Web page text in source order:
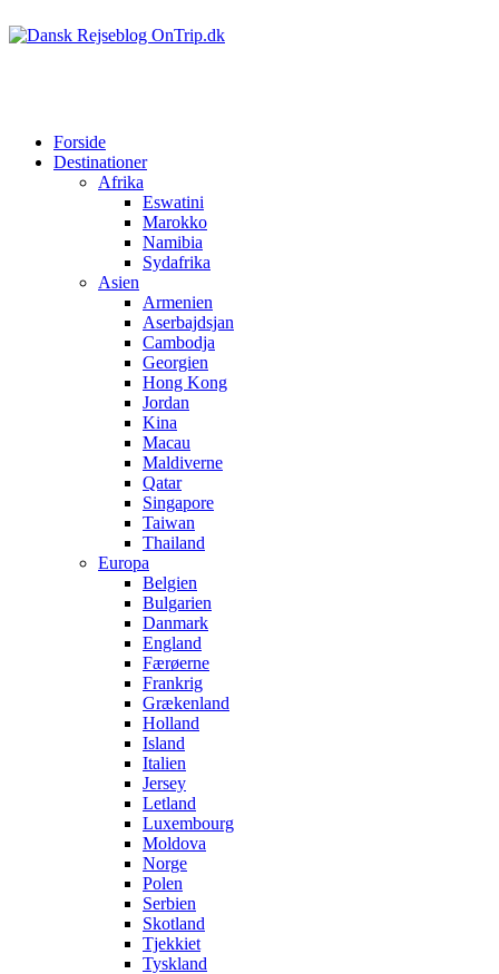
Forside
Destinationer
Afrika
Eswatini
Marokko
Namibia
Sydafrika
Asien
Armenien
Aserbajdsjan
Cambodja
Georgien
Hong Kong
Jordan
Kina
Macau
Maldiverne
Qatar
Singapore
Taiwan
Thailand
Europa
Belgien
Bulgarien
Danmark
England
Færøerne
Frankrig
Grækenland
Holland
Island
Italien
Jersey
Letland
Luxembourg
Moldova
Norge
Polen
Serbien
Skotland
Tjekkiet
Tyskland